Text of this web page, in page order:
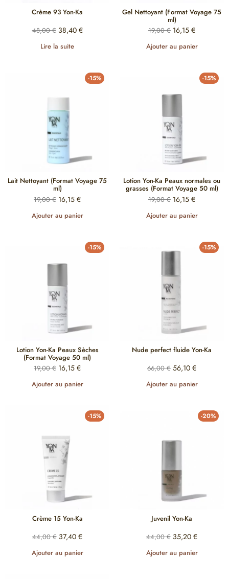
Crème 93 Yon-Ka
48,00€ 38,40 €
Lire la suite
Gel Nettoyant (Format Voyage 75
ml)
19,00€ 16,15 €
Ajouter au panier
-15%
Lait Nettoyant (Format Voyage 75
ml)
19,00€ 16,15 €
Ajouter au panier
-15%
Lotion Yon-Ka Peaux normales ou
grasses (Format Voyage 50 ml)
19,00€ 16,15 €
Ajouter au panier
-15%
Lotion Yon-Ka Peaux Sèches
(Format Voyage 50 ml)
19,00€ 16,15 €
Ajouter au panier
-15%
Nude perfect fluide Yon-Ka
66,00€ 56,10 €
Ajouter au panier
-15%
Crème 15 Yon-Ka
44,00€ 37,40 €
Ajouter au panier
-20%
Juvenil Yon-Ka
44,00€ 35,20 €
Ajouter au panier